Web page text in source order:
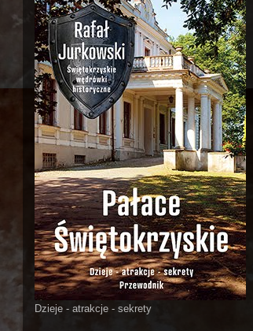
Dzieje - atrakcje - sekrety